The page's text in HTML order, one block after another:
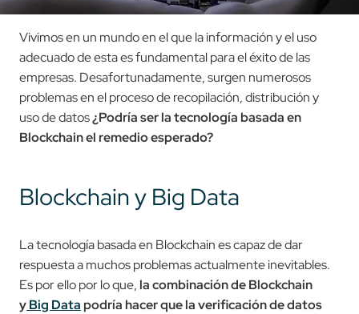
Vivimos en un mundo en el que la información y el uso
adecuado de esta es fundamental para el éxito de las
empresas. Desafortunadamente, surgen numerosos
problemas en el proceso de recopilación, distribución y
uso de datos¿Podría ser la tecnología basada en
Blockchain el remedio esperado?
Blockchain y Big Data
La tecnología basada en Blockchain es capaz de dar
respuesta a muchos problemas actualmente inevitables.
Es por ello por lo que, la combinación de Blockchain
yBig Data podría hacer que la verificación de datos